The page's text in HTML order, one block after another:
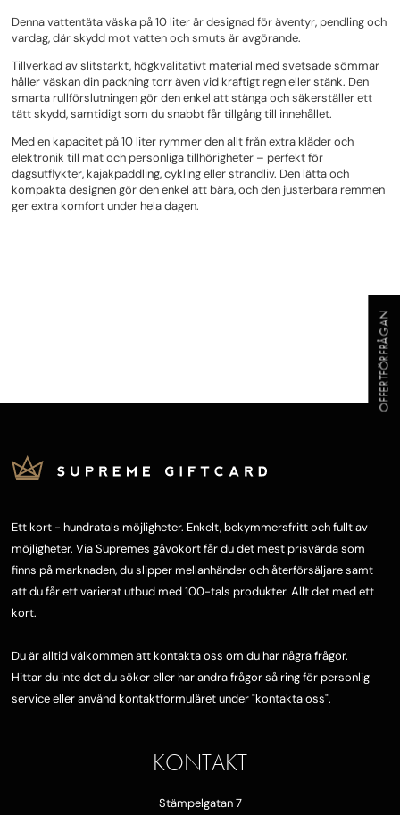
Denna vattentäta väska på 10 liter är designad för äventyr, pendling och
vardag, där skydd mot vatten och smuts är avgörande.
Tillverkad av slitstarkt, högkvalitativt material med svetsade sömmar
håller väskan din packning torr även vid kraftigt regn eller stänk. Den
smarta rullförslutningen gör den enkel att stänga och säkerställer ett
tätt skydd, samtidigt som du snabbt får tillgång till innehållet.
Med en kapacitet på 10 liter rymmer den allt från extra kläder och
elektronik till mat och personliga tillhörigheter – perfekt för
dagsutflykter, kajakpaddling, cykling eller strandliv. Den lätta och
kompakta designen gör den enkel att bära, och den justerbara remmen
ger extra komfort under hela dagen.
Ett kort - hundratals möjligheter. Enkelt, bekymmersfritt och fullt av
möjligheter. Via Supremes gåvokort får du det mest prisvärda som
finns på marknaden, du slipper mellanhänder och återförsäljare samt
att du får ett varierat utbud med 100-tals produkter. Allt det med ett
kort.
Du är alltid välkommen att kontakta oss om du har några frågor.
Hittar du inte det du söker eller har andra frågor så ring för personlig
service eller använd kontaktformuläret under "kontakta oss".
KONTAKT
Stämpelgatan 7
OFFERTFÖRFRÅGAN